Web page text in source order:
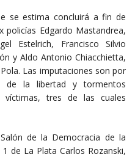
se estima concluirá a fin de
Edgardo Mastandrea,
Estelrich, Francisco Silvio
y Aldo Antonio Chiacchietta,
Las imputaciones son por
de la libertad y tormentos
tres de las cuales
de la Democracia de la
de La Plata Carlos Rozanski,